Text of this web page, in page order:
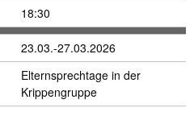
18:30
23.03.-27.03.2026
Elternsprechtage in der
Krippengruppe